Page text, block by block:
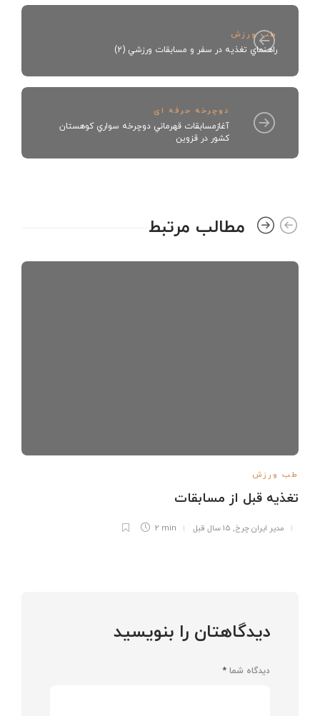
طب ورزش
راهنماي تغذيه در سفر و مسابقات ورزشي (2)
دوچرخه حرفه ای
آغازمسابقات قهرماني دوچرخه سواري كوهستان
كشور در قزوين
مطالب مرتبط
طب ورزش
تغذیه قبل از مسابقات
مدیر ایران چرخ, 15 سال قبل 2 min
دیدگاهتان را بنویسید
دیدگاه شما *